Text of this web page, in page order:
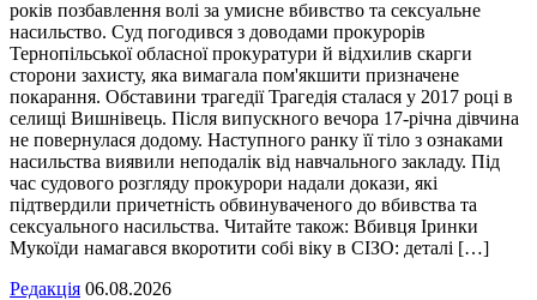
років позбавлення волі за умисне вбивство та сексуальне
насильство. Суд погодився з доводами прокурорів
Тернопільської обласної прокуратури й відхилив скарги
сторони захисту, яка вимагала пом'якшити призначене
покарання. Обставини трагедії Трагедія сталася у 2017 році в
селищі Вишнівець. Після випускного вечора 17-річна дівчина
не повернулася додому. Наступного ранку її тіло з ознаками
насильства виявили неподалік від навчального закладу. Під
час судового розгляду прокурори надали докази, які
підтвердили причетність обвинуваченого до вбивства та
сексуального насильства. Читайте також: Вбивця Іринки
Мукоїди намагався вкоротити собі віку в СІЗО: деталі […]
Редакція 06.08.2026